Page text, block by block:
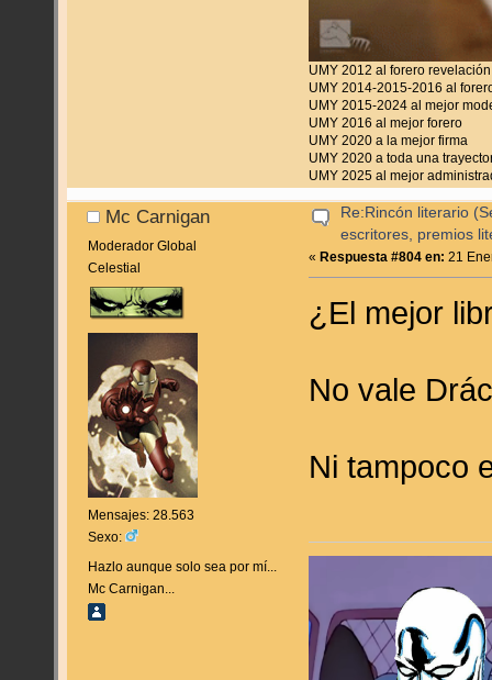
UMY 2012 al forero revelación
UMY 2014-2015-2016 al
UMY 2015-2024 al mejor
UMY 2016 al mejor forero
UMY 2020 a la mejor firma
UMY 2020 a toda una
UMY 2025 al mejor
Mc Carnigan
Moderador Global
Celestial
Mensajes: 28.563
Sexo:
Hazlo aunque solo sea por mí...
Mc Carnigan...
Re:Rincón literario
escritores, premios
« Respuesta #804 en: 21
¿El mejor
No vale
Ni tampoco